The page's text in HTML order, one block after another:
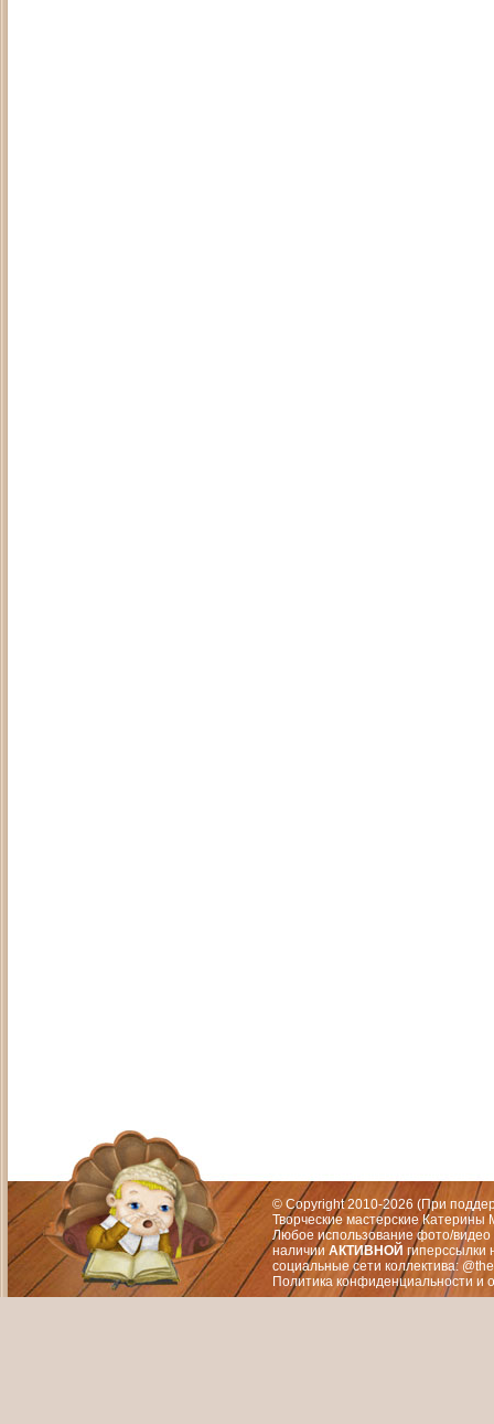
© Copyright 2010-2026 (При
Творческие мастерские
Любое использование фото/видео
наличии АКТИВНОЙ гиперссылки
социальные сети коллектива:
Политика конфиденциальности и